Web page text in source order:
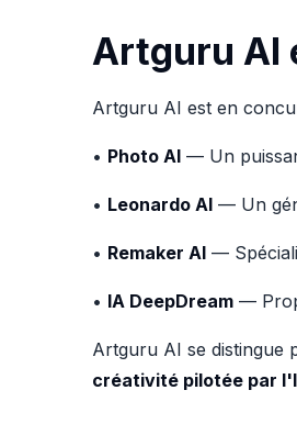
Artguru AI
Artguru AI est en
• Photo AI — Un
• Leonardo AI — Un
• Remaker AI —
• IA DeepDream —
Artguru AI se distingue
créativité pilotée par